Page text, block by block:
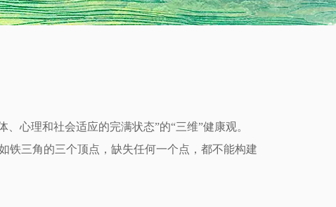
理和社会适应的完满状态”的“三维”健康观。
铁三角的三个顶点，缺失任何一个点，都不能构建